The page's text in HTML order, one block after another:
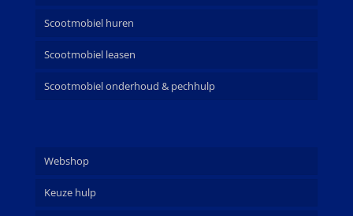
Scootmobiel huren
Scootmobiel leasen
Scootmobiel onderhoud & pechhulp
Webshop
Keuze hulp